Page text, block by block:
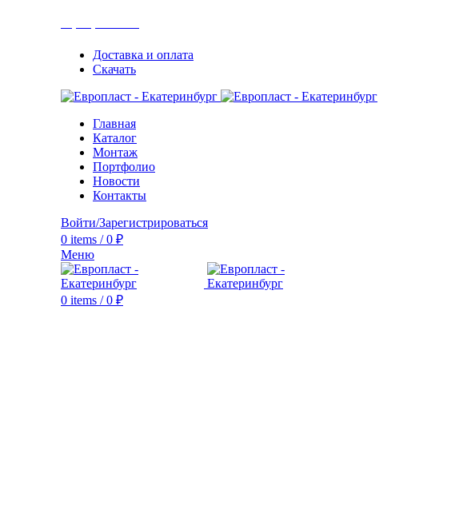
Доставка и оплата
Скачать
Главная
Каталог
Монтаж
Портфолио
Новости
Контакты
Войти/Зарегистрироваться
0 items / 0 ₽
Меню
0 items / 0 ₽